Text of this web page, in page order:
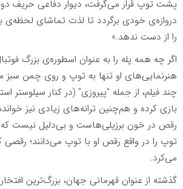
پشت توپ قرار می‌گرفت، دیوار دفاعی حریف
دروازه‌ی خودی برگردد تا لذت تماشای لحظه‌ی
را از دست ندهد.»
اگر چه همه پله را به عنوان اسطوره‌ی بزرگ
هنرنمایی‌های او تنها به توپ و روی چمن
چند فیلم، از جمله "پیروزی" (در کنار سیلوستر
بازی کرده و هم‌چنین ترانه‌های زیادی نیز
رقص در خون برزیلی‌هاست و بی‌دلیل نیست که
توپ را در واقع رقص او با توپ می‌دانند؛
می‌‌کرد.
گذشته از عنوان قهرمانی جهان، بزرگ‌ترین